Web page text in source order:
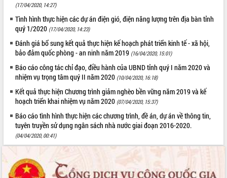
Đắk Lắk công bố Quy hoạch và xúc
tiến đầu tư tỉnh
Ngành cá ngừ Đắk Lắk chủ động thích
ứng để giữ vững thị trường xuất khẩu
Diễn đàn Kinh tế tư nhân Việt Nam đột
phá cơ chế - Hợp tác công tư
Đề án 06 tạo bước ngoặt đột phá trong
Kết nối tour, đẩy mạnh chuyển đổi số
để phát triển du lịch Đắk Lắk
Khởi động Dự án Đầu tư xây dựng hạ
tầng kỹ thuật Cụm công nghiệp Tân
Tiến
niệm 101 năm Ngày Báo chí Cách
mạng Việt Nam
(17/04/2020, 14:27)
Tình hình thực hiện các dự án điện gió, điện năng lượng trên địa bàn tỉnh
quý 1/2020 (17/04/2020, 14:23)
Đánh giá bổ sung kết quả thực hiện kế hoạch phát triển kinh tế - xã hội,
bảo đảm quốc phòng - an ninh năm 2019 (16/04/2020, 15:01)
Báo cáo công tác chỉ đạo, điều hành của UBND tỉnh quý I năm 2020 và
nhiệm vụ trọng tâm quý II năm 2020 (10/04/2020, 16:18)
Kết quả thực hiện Chương trình giảm nghèo bền vững năm 2019 và kế
hoạch triển khai nhiệm vụ năm 2020 (07/04/2020, 15:37)
Báo cáo tình hình thực hiện các chương trình, đề án, dự án về thông tin,
tuyên truyền sử dụng ngân sách nhà nước giai đoạn 2016-2020.
(04/04/2020, 00:41)